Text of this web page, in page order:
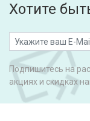
Хотите
Подпишитесь на
акциях и скидках